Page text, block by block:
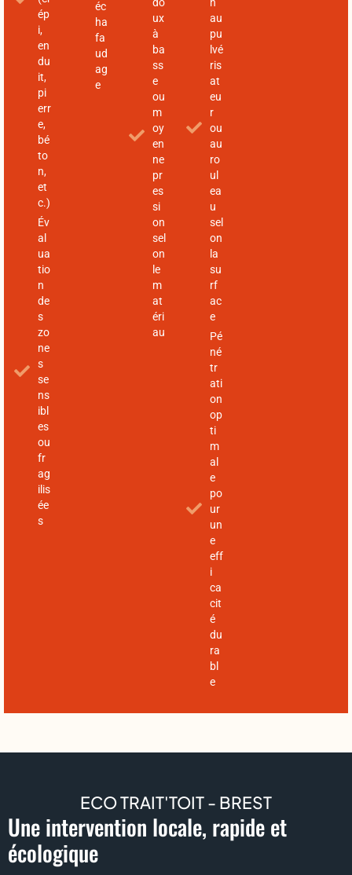
ép
i,
en
du
it,
pi
err
e,
bé
to
n,
et
c.)
Év
al
ua
tio
n
de
s
zo
ne
s
se
ns
ibl
es
ou
fr
ag
ilis
ée
s
éc
ha
fa
ud
ag
e
ux
à
ba
ss
e
ou
m
oy
en
ne
pr
es
si
on
sel
on
le
m
at
éri
au
au
pu
lvé
ris
at
eu
r
ou
au
ro
ul
ea
u
sel
on
la
su
rf
ac
e
Pé
né
tr
ati
on
op
ti
m
al
e
po
ur
un
e
eff
i
ca
cit
é
du
ra
bl
e
ECO TRAIT'TOIT - BREST
Une intervention locale, rapide et
écologique